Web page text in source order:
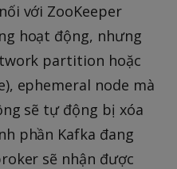
với ZooKeeper
hoạt động, nhưng
partition hoặc
ephemeral node mà
sẽ tự động bị xóa
phần Kafka đang
sẽ nhận được